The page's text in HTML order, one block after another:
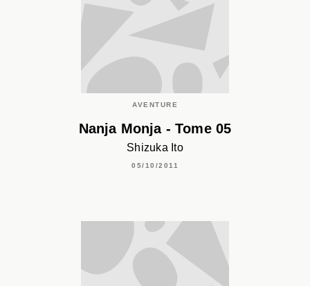
AVENTURE
Nanja Monja - Tome 05
Shizuka Ito
05/10/2011